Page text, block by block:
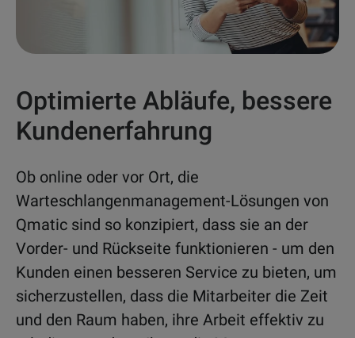
Optimierte Abläufe, bessere
Kundenerfahrung
Ob online oder vor Ort, die
Warteschlangenmanagement-Lösungen von
Qmatic sind so konzipiert, dass sie an der
Vorder- und Rückseite funktionieren - um den
Kunden einen besseren Service zu bieten, um
sicherzustellen, dass die Mitarbeiter die Zeit
und den Raum haben, ihre Arbeit effektiv zu